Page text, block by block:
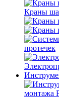
Краны
протечек
монтажа